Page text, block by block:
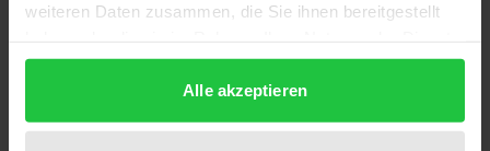
weiteren Daten zusammen, die Sie ihnen bereitgestellt
gesammelt haben.
Alle akzeptieren
Lebensziele, die als Orientierungspunkte für die
individuelle Lebensgestaltung dienen. Die